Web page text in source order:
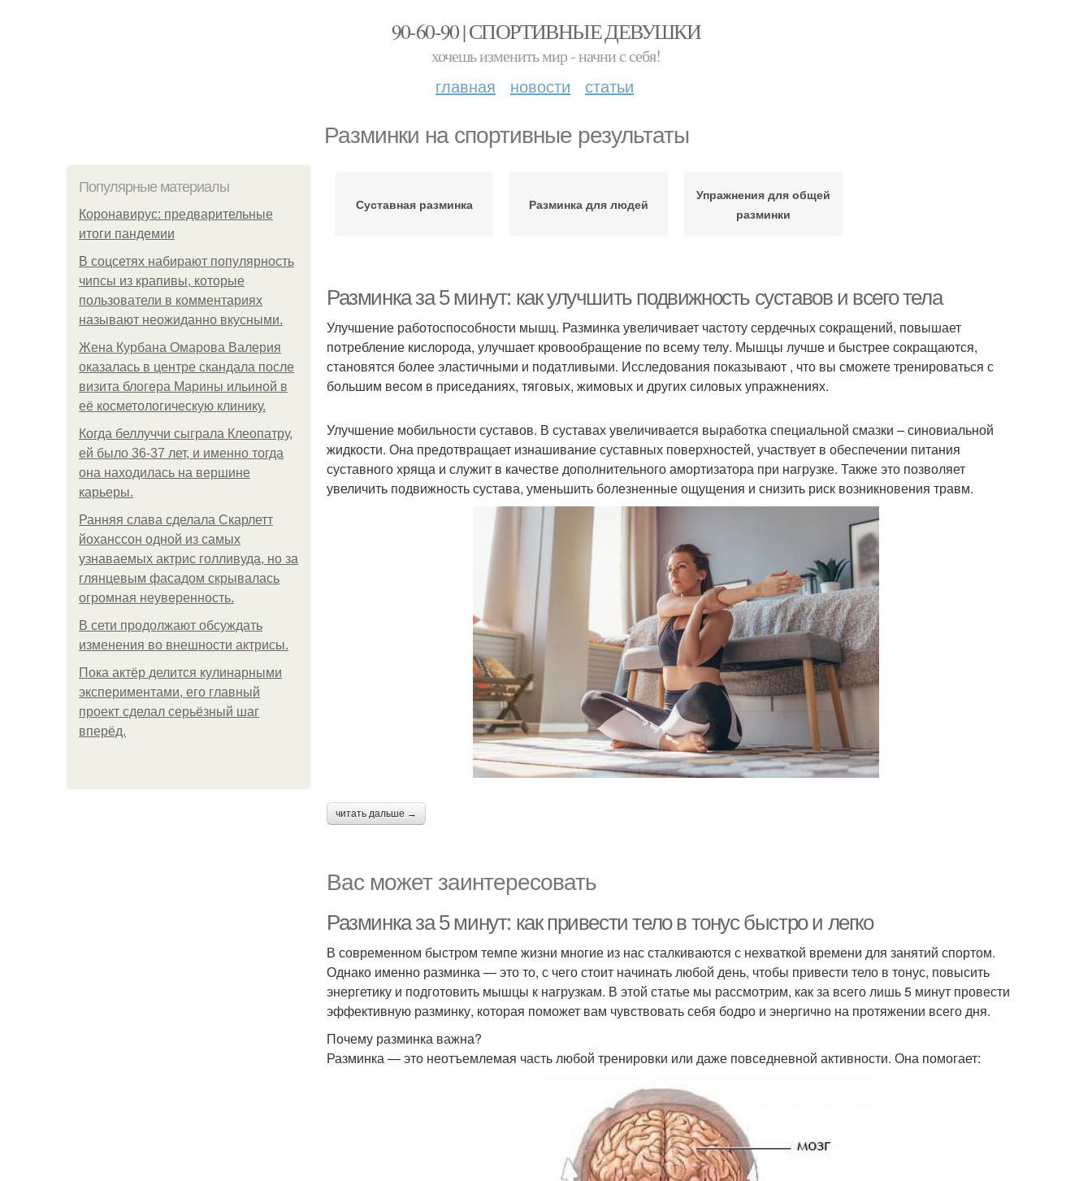
90-60-90 | СПОРТИВНЫЕ ДЕВУШКИ
хочешь изменить мир - начни с себя!
главная новости статьи
Разминки на спортивные результаты
Популярные материалы
Коронавирус: предварительные
итоги пандемии
В соцсетях набирают популярность
чипсы из крапивы, которые
пользователи в комментариях
называют неожиданно вкусными.
Жена Курбана Омарова Валерия
оказалась в центре скандала после
визита блогера Марины ильиной в
её косметологическую клинику.
Когда беллуччи сыграла Клеопатру,
ей было 36-37 лет, и именно тогда
она находилась на вершине
карьеры.
Ранняя слава сделала Скарлетт
йоханссон одной из самых
узнаваемых актрис голливуда, но за
глянцевым фасадом скрывалась
огромная неуверенность.
В сети продолжают обсуждать
изменения во внешности актрисы.
Пока актёр делится кулинарными
экспериментами, его главный
проект сделал серьёзный шаг
вперёд.
Суставная разминка Разминка для людей
Упражнения для общей
разминки
Разминка за 5 минут: как улучшить подвижность суставов и всего тела
Улучшение работоспособности мышц. Разминка увеличивает частоту сердечных сокращений, повышает
потребление кислорода, улучшает кровообращение по всему телу. Мышцы лучше и быстрее сокращаются,
становятся более эластичными и податливыми. Исследования показывают , что вы сможете тренироваться с
большим весом в приседаниях, тяговых, жимовых и других силовых упражнениях.
Улучшение мобильности суставов. В суставах увеличивается выработка специальной смазки – синовиальной
жидкости. Она предотвращает изнашивание суставных поверхностей, участвует в обеспечении питания
суставного хряща и служит в качестве дополнительного амортизатора при нагрузке. Также это позволяет
увеличить подвижность сустава, уменьшить болезненные ощущения и снизить риск возникновения травм.
читать дальше →
Вас может заинтересовать
Разминка за 5 минут: как привести тело в тонус быстро и легко
В современном быстром темпе жизни многие из нас сталкиваются с нехваткой времени для занятий спортом.
Однако именно разминка — это то, с чего стоит начинать любой день, чтобы привести тело в тонус, повысить
энергетику и подготовить мышцы к нагрузкам. В этой статье мы рассмотрим, как за всего лишь 5 минут провести
эффективную разминку, которая поможет вам чувствовать себя бодро и энергично на протяжении всего дня.
Почему разминка важна?
Разминка — это неотъемлемая часть любой тренировки или даже повседневной активности. Она помогает: